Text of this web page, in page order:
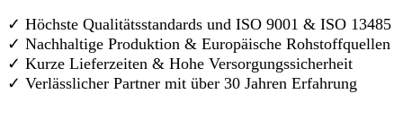
✓ Höchste Qualitätsstandards und ISO 9001 & ISO 13485
✓ Nachhaltige Produktion & Europäische Rohstoffquellen
✓ Kurze Lieferzeiten & Hohe Versorgungssicherheit
✓ Verlässlicher Partner mit über 30 Jahren Erfahrung